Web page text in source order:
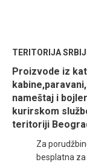
TERITORIJA
Proizvode iz
nameštaj i
kurirskom
teritoriji
Za
besplatna